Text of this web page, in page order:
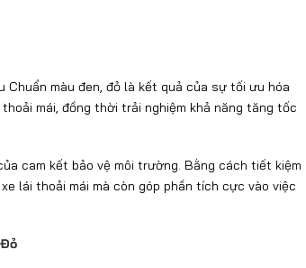
Chuẩn màu đen, đỏ là kết quả của sự tối ưu hóa
mái, đồng thời trải nghiệm khả năng tăng tốc
cam kết bảo vệ môi trường. Bằng cách tiết kiệm
lái thoải mái mà còn góp phần tích cực vào việc